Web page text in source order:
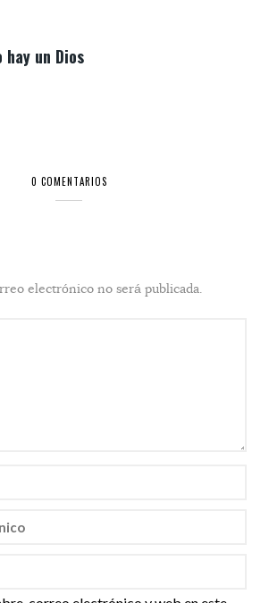
hay un Dios
0 COMENTARIOS
electrónico no será publicada.